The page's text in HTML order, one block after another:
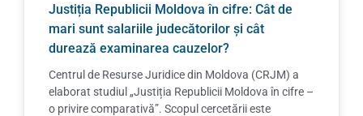
Justiția Republicii Moldova în cifre: Cât de
mari sunt salariile judecătorilor și cât
durează examinarea cauzelor?
Centrul de Resurse Juridice din Moldova (CRJM) a
elaborat studiul „Justiția Republicii Moldova în cifre –
o privire comparativă”. Scopul cercetării este